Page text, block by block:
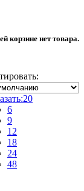
корзине нет товара.
20
6
9
12
18
24
48